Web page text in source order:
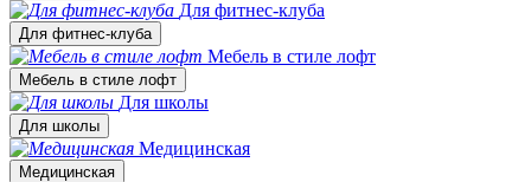
Для фитнес-клуба
Для фитнес-клуба
Мебель в стиле лофт
Мебель в стиле лофт
Для школы
Для школы
Медицинская
Медицинская